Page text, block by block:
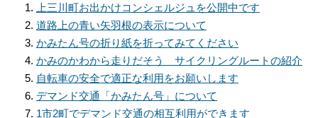
上三川町お出かけコンシェルジュを公開中です
道路上の青い矢羽根の表示について
かみたん号の折り紙を折ってみてください
かみのかわから走りだそう サイクリングルートの紹介
自転車の安全で適正な利用をお願いします
デマンド交通「かみたん号」について
1市2町でデマンド交通の相互利用ができます